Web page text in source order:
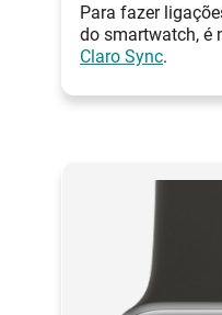
Para fazer
do smartwatch, é
Claro Sync.